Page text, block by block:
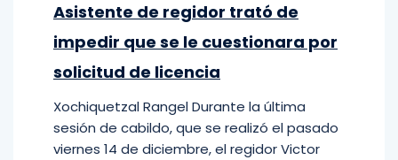
Asistente de regidor trató de
impedir que se le cuestionara por
solicitud de licencia
Xochiquetzal Rangel Durante la última
sesión de cabildo, que se realizó el pasado
viernes 14 de diciembre, el regidor Victor